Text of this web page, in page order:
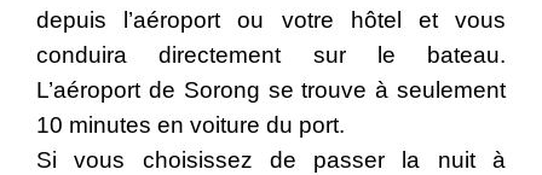
depuis l’aéroport ou votre hôtel et vous
conduira directement sur le bateau.
L’aéroport de Sorong se trouve à seulement
10 minutes en voiture du port.
Si vous choisissez de passer la nuit à